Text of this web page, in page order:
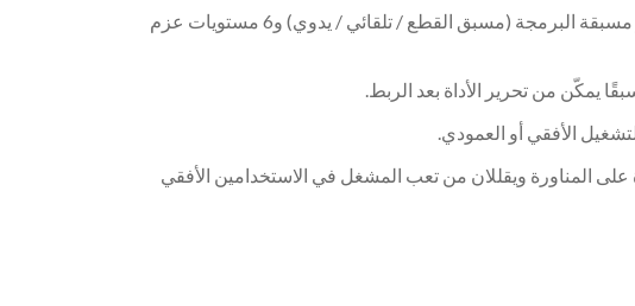
وحدة التحكم الإلكترونية الذكية (ECU) - تحتوي على 3 أوضاع توتر مسبقة البرمجة (مسبق القطع / تلقائي / يدوي) و6 مستويات عزم
المناورة ويقللان من تعب المشغل في الاستخدامين الأفقي